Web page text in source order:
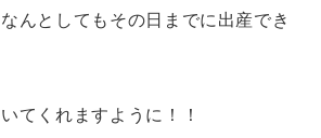
んとしてもその日までに出産でき
てくれますように！！